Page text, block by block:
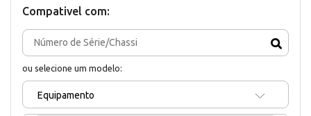
Compativel com:
ou selecione um modelo:
Equipamento